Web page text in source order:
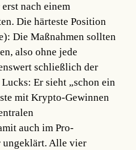
nach einem
Die härteste Position
Die Maßnahmen sollten
also ohne jede
schließlich der
Er sieht „schon ein
mit Krypto-Gewinnen
auch im Pro-
ungeklärt. Alle vier